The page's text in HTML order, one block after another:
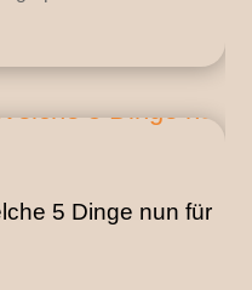
5 Dinge nun für